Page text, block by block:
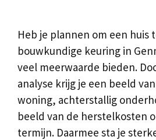
Heb je plannen om een huis
bouwkundige keuring in
veel meerwaarde bieden.
analyse krijg je een beeld
woning, achterstallig
beeld van de herstelkosten
termijn. Daarmee sta je